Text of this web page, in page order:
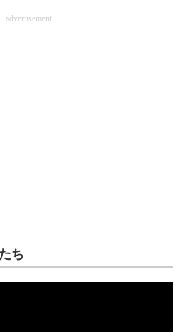
advertisement
ち